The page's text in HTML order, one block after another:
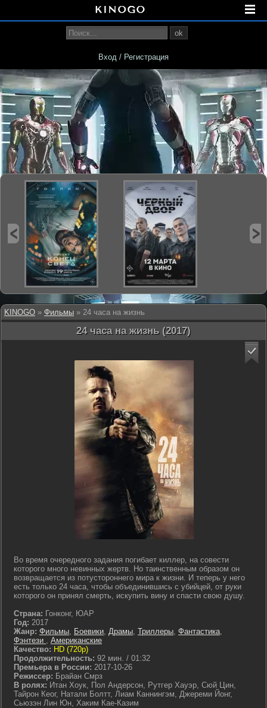
KINOGO » Фильмы » 24 часа на жизнь
24 часа на жизнь (2017)
Во время очередного задания погибает киллер, на совести
которого много невинных жертв. Но таинственным образом он
возвращается из потустороннего мира к жизни. И теперь у него
есть только 24 часа, чтобы объединившись с убийцей, от руки
которого он принял смерть, искупить вину и спасти свою душу.
Страна: Гонконг, ЮАР
Год: 2017
Жанр: Фильмы, Боевики, Драмы, Триллеры, Фантастика,
Фэнтези , Американские
Качество: HD (720p)
Продолжительность: 92 мин. / 01:32
Премьера в России: 2017-10-26
Режиссер: Брайан Смрз
В ролях: Итан Хоук, Пол Андерсон, Рутгер Хауэр, Сюй Цин,
Тайрон Кеог, Натали Болтт, Лиам Каннингэм, Джереми Йонг,
Сьюзэн Лин Юн, Хаким Кае-Казим
ok
Вход / Регистрация